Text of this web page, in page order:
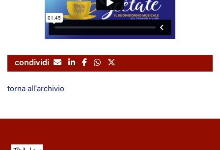
condividi
torna all'archivio